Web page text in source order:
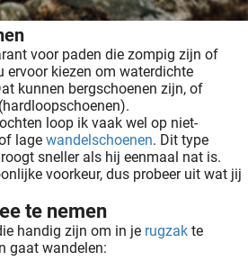
voor paden die zompig zijn of
ervoor kiezen om waterdichte
kunnen bergschoenen zijn, of
loop ik vaak wel op niet-
lage wandelschoenen. Dit type
sneller als hij eenmaal nat is.
voorkeur, dus probeer uit wat jij
te nemen
handig zijn om in je rugzak te
gaat wandelen: